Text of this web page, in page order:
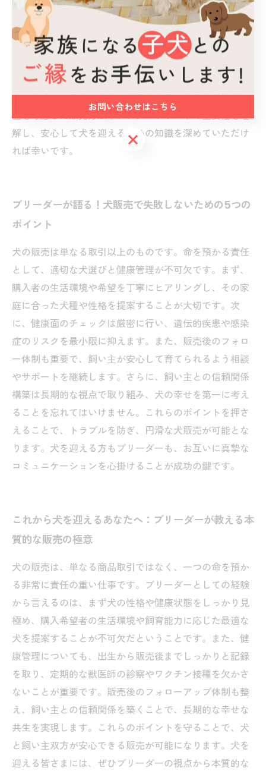
い主との信頼関係を築くために、販売前の対話や販売後
のフォローアップ体制の整備も必要です。これにより、
問題発生時の相談対応や飼育アドバイスが可能となり、
長期的な満足度向上につながります。加えて、親犬の飼
育環境や遺伝的背景の情報開示なども信頼獲得に欠かせ
ないポイントです。本ブログを通じて、犬の性格や健康
面を考慮した販売方法やアフターサポートの重要性を理
解し、安心して犬を迎えるための知識を深めていただけ
れば幸いです。
ブリーダーが語る！犬販売で失敗しないための5つの
ポイント
犬の販売は単なる取引以上のものです。命を預かる責任
として、適切な犬選びと健康管理が不可欠です。まず、
購入者の生活環境や希望を丁寧にヒアリングし、その家
庭に合った犬種や性格を提案することが大切です。次
に、健康面のチェックは厳密に行い、遺伝的疾患や感染
症のリスクを最小限に抑えます。また、販売後のフォロ
ー体制も重要で、飼い主が安心して育てられるよう相談
やサポートを継続します。さらに、飼い主との信頼関係
構築は長期的な視点で取り組み、犬の幸せを第一に考え
ることを忘れてはいけません。これらのポイントを押さ
えることで、トラブルを防ぎ、円滑な犬販売が可能とな
ります。犬を迎える方もブリーダーも、お互いに真摯な
コミュニケーションを心掛けることが成功の鍵です。
これから犬を迎えるあなたへ：ブリーダーが教える本
質的な販売の極意
犬の販売は、単なる商品取引ではなく、一つの命を預か
る非常に責任の重い仕事です。ブリーダーとしての経験
から言えるのは、まず犬の性格や健康状態をしっかり見
極め、購入希望者の生活環境や飼育能力に応じた最適な
犬を提案することが不可欠だということです。また、健
康管理についても、出生から販売後までしっかりと記録
を取り、定期的な獣医師の診察やワクチン接種を欠かさ
ないことが重要です。販売後のフォローアップ体制も整
え、飼い主との信頼関係を築くことで、長期的な幸せな
共生を実現します。これらのポイントを守ることで、犬
と飼い主双方が安心できる販売が可能になります。犬を
迎える皆さまには、ぜひブリーダーの視点から本質的な
お問い合わせはこちら
お問い合わせはこちら